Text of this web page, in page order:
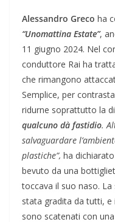
Alessandro Greco ha
“Unomattina Estate”,
11 giugno 2024. Nel
conduttore Rai ha
che rimangono
Semplice, per
ridurne soprattutto la
qualcuno dà fastidio.
salvaguardare
plastiche”, ha
bevuto da una
toccava il suo naso.
stata gradita da tutti,
sono scatenati con una